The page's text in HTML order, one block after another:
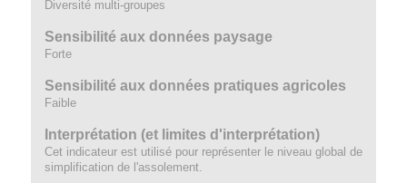
Diversité multi-groupes
Sensibilité aux données paysage
Forte
Sensibilité aux données pratiques agricoles
Faible
Interprétation (et limites d'interprétation)
Cet indicateur est utilisé pour représenter le niveau global de
simplification de l'assolement.